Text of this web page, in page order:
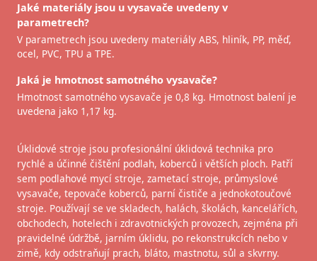
Jaké materiály jsou u vysavače uvedeny v
parametrech?
V parametrech jsou uvedeny materiály ABS, hliník, PP, měď,
ocel, PVC, TPU a TPE.
Jaká je hmotnost samotného vysavače?
Hmotnost samotného vysavače je 0,8 kg. Hmotnost balení je
uvedena jako 1,17 kg.
Úklidové stroje jsou profesionální úklidová technika pro
rychlé a účinné čištění podlah, koberců i větších ploch. Patří
sem podlahové mycí stroje, zametací stroje, průmyslové
vysavače, tepovače koberců, parní čističe a jednokotoučové
stroje. Používají se ve skladech, halách, školách, kancelářích,
obchodech, hotelech i zdravotnických provozech, zejména při
pravidelné údržbě, jarním úklidu, po rekonstrukcích nebo v
zimě, kdy odstraňují prach, bláto, mastnotu, sůl a skvrny.